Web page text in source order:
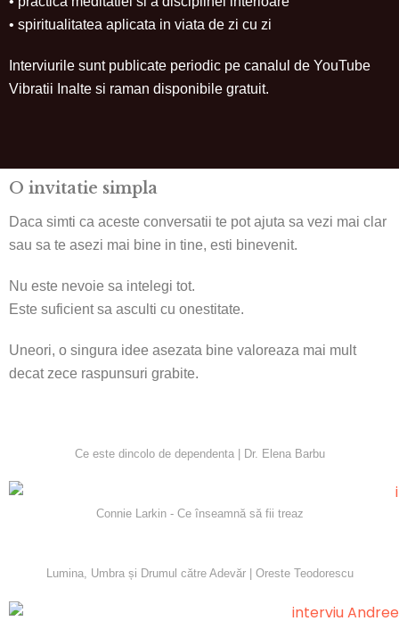
• spiritualitatea aplicata in viata de zi cu zi
Interviurile sunt publicate periodic pe canalul de YouTube
Vibratii Inalte si raman disponibile gratuit.
O invitatie simpla
Daca simti ca aceste conversatii te pot ajuta sa vezi mai clar
sau sa te asezi mai bine in tine, esti binevenit.
Nu este nevoie sa intelegi tot.
Este suficient sa asculti cu onestitate.
Uneori, o singura idee asezata bine valoreaza mai mult
decat zece raspunsuri grabite.
Ce este dincolo de dependenta | Dr. Elena Barbu
Connie Larkin - Ce înseamnă să fii treaz
Lumina, Umbra și Drumul către Adevăr | Oreste Teodorescu